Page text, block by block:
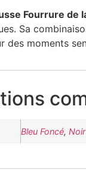
Fourrure de
Sa
des moments
Bleu Foncé, Noir